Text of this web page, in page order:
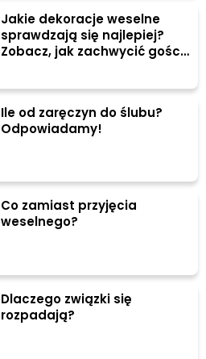
Jakie dekoracje weselne
sprawdzają się najlepiej?
Zobacz, jak zachwycić gości
Ile od zaręczyn do ślubu?
Odpowiadamy!
Co zamiast przyjęcia
weselnego?
Dlaczego związki się
rozpadają?